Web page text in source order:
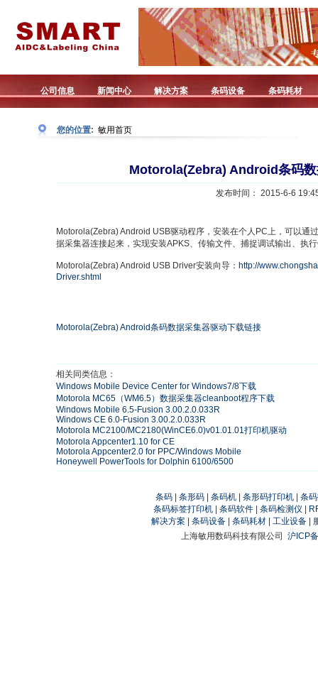
公司信息 新闻中心 解决方案 条码设备 条码耗材
您的位置: 敏用首页
Motorola(Zebra) Android条码数
发布时间： 2015-6-6
Motorola(Zebra) Android USB驱动程序，安装在个人PC上，可以通
据采集器连接起来，实现安装APKS、传输文件、捕捉调试输出、执
Motorola(Zebra) Android USB Driver安装向导： http://
Driver.shtml
Motorola(Zebra) Android条码数据采集器驱动下载链接
相关同类信息：
Windows Mobile Device Center for Windows7/8下载
Motorola MC65（WM6.5）数据采集器cleanboot程序下载
Windows Mobile 6.5-Fusion 3.00.2.0.033R
Windows CE 6.0-Fusion 3.00.2.0.033R
Motorola MC2100/MC2180(WinCE6.0)v01.01.01打印机驱动
Motorola Appcenter1.10 for CE
Motorola Appcenter2.0 for PPC/Windows Mobile
Honeywell PowerTools for Dolphin 6100/6500
条码 条形码 条码机 条形码打印机
条
条码标签打印机| 条码软件| 条码检测仪
解决方案
条码设备 条码耗材 工业设备
上海敏用数码科技有限公司 沪ICP